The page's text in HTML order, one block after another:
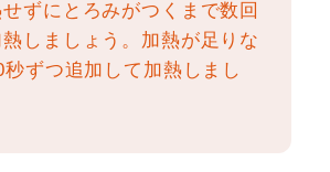
ずにとろみがつくまで数回
しましょう。加熱が足りな
ずつ追加して加熱しまし